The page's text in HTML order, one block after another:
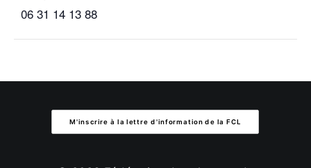
06 31 14 13 88
M'inscrire à la lettre d'information de la FCL